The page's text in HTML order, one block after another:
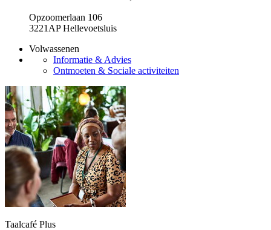
Opzoomerlaan 106
3221AP Hellevoetsluis
Volwassenen
Informatie & Advies
Ontmoeten & Sociale activiteiten
Taalcafé Plus